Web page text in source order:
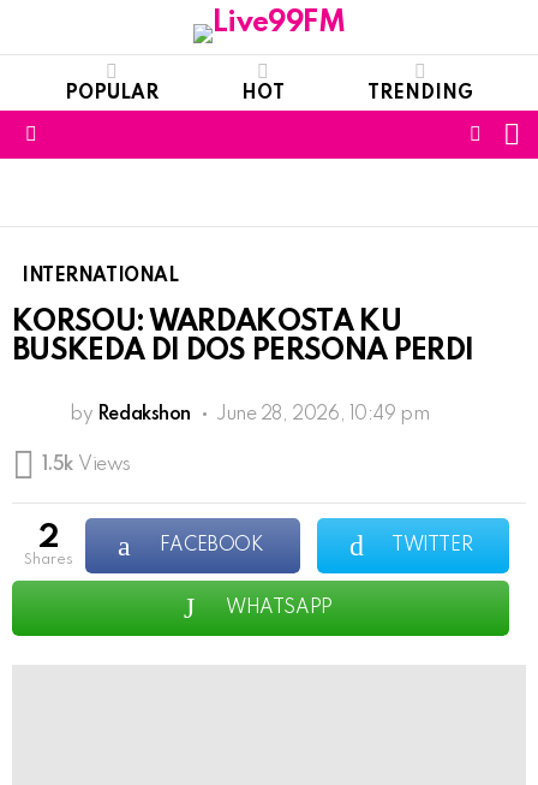
POPULAR HOT TRENDING
INTERNATIONAL
KORSOU: WARDAKOSTA KU
BUSKEDA DI DOS PERSONA PERDI
by Redakshon June 28, 2026, 10:49 pm
1.5k Views
2
shares
FACEBOOK TWITTER
WHATSAPP